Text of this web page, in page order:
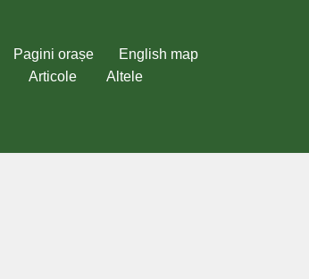
Pagini orașe
English map
Articole
Altele